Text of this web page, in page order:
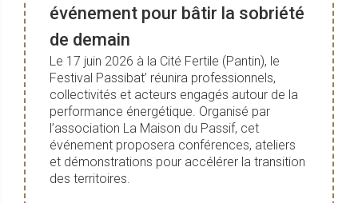
événement pour bâtir la sobriété
de demain
Le 17 juin 2026 à la Cité Fertile (Pantin), le
Festival Passibat’ réunira professionnels,
collectivités et acteurs engagés autour de la
performance énergétique. Organisé par
l’association La Maison du Passif, cet
événement proposera conférences, ateliers
et démonstrations pour accélérer la transition
des territoires.